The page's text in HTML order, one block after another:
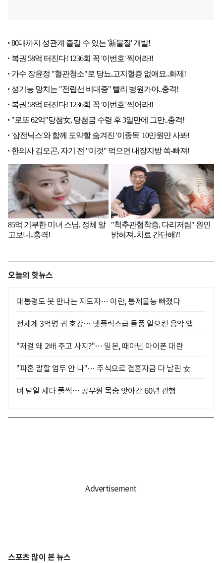
오늘의 핫뉴스
대통령도 못 만나는 지도자… 이란, 통제불능 빠졌다
전세계 3억명 귀 호강… 넷플릭스급 돌풍 일으킨 음악 앱
"저걸 왜 2배 주고 사지?"… 일본, 때아닌 아이폰 대란
"파혼 말할 엄두 안 나"… 주식으로 결혼자금 다 날린 女
벼 낱알 세다 풀썩… 공무원 목숨 앗아간 60년 관행
스포츠 많이 본 뉴스